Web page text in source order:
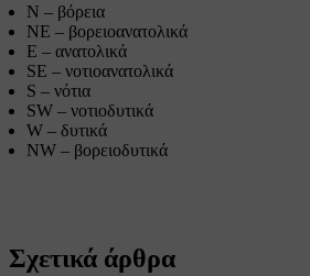
N – βόρεια
NE – βορειοανατολικά
E – ανατολικά
SE – νοτιοανατολικά
S – νότια
SW – νοτιοδυτικά
W – δυτικά
NW – βορειοδυτικά
Σχετικά άρθρα